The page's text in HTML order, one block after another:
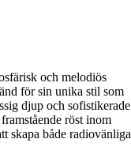
och melodiös
för sin unika stil som
djup och sofistikerade
röst inom
skapa både radiovänliga